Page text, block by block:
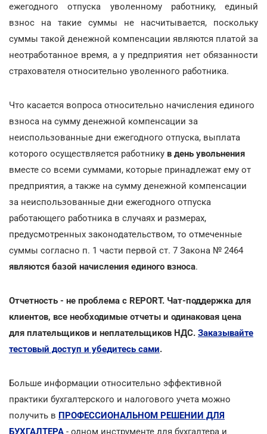
ежегодного отпуска уволенному работнику, единый
взнос на такие суммы не насчитывается, поскольку
суммы такой денежной компенсации являются платой за
неотработанное время, а у предприятия нет обязанности
страхователя относительно уволенного работника.
Что касается вопроса относительно начисления единого
взноса на сумму денежной компенсации за
неиспользованные дни ежегодного отпуска, выплата
которого осуществляется работнику в день увольнения
вместе со всеми суммами, которые принадлежат ему от
предприятия, а также на сумму денежной компенсации
за неиспользованные дни ежегодного отпуска
работающего работника в случаях и размерах,
предусмотренных законодательством, то отмеченные
суммы согласно п. 1 части первой ст. 7 Закона № 2464
являются базой начисления единого взноса.
Отчетность - не проблема с REPORT. Чат-поддержка для
клиентов, все необходимые отчеты и одинаковая цена
для плательщиков и неплательщиков НДС. Заказывайте
тестовый доступ и убедитесь сами.
Больше информации относительно эффективной
практики бухгалтерского и налогового учета можно
получить в ПРОФЕССИОНАЛЬНОМ РЕШЕНИИ ДЛЯ
БУХГАЛТЕРА - одном инструменте для бухгалтера и